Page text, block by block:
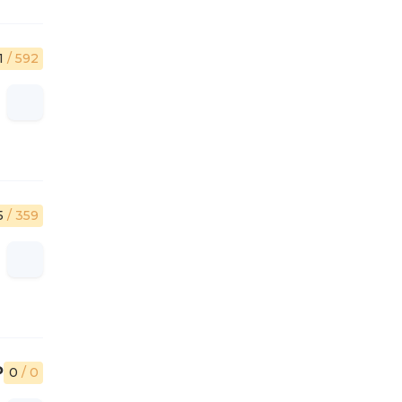
/ 592
/ 359
0 / 0